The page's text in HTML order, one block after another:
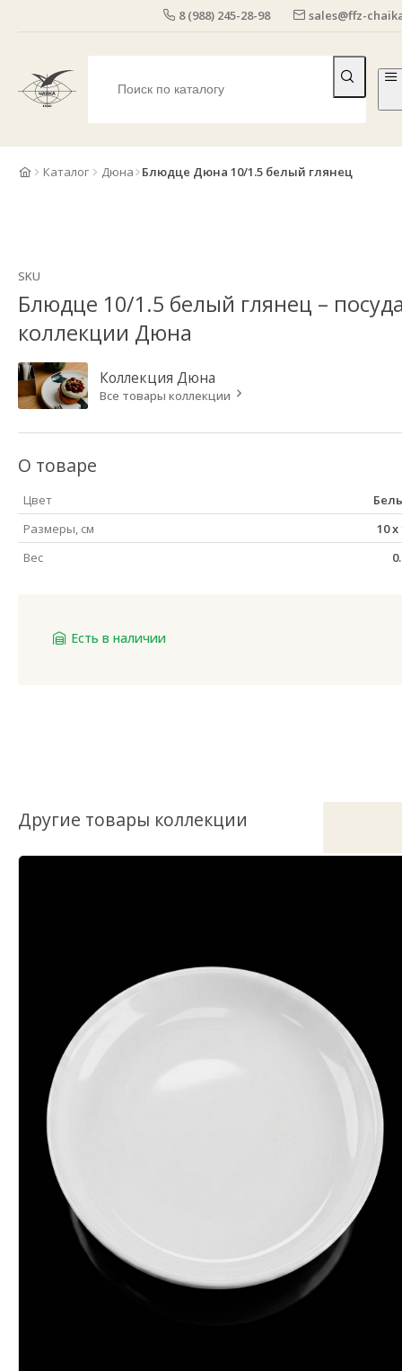
8 (988) 245-28-98 sales@ffz-
Каталог Дюна Блюдце Дюна 10/1.5 белый глянец
SKU
Блюдце 10/1.5 белый глянец –
коллекции Дюна
Коллекция Дюна
Все товары коллекции
О товаре
Цвет
Размеры, см
10x
Вес
Есть в наличии
Другие товары коллекции